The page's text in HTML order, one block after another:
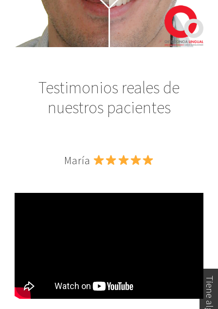
Testimonios reales de
nuestros pacientes
María